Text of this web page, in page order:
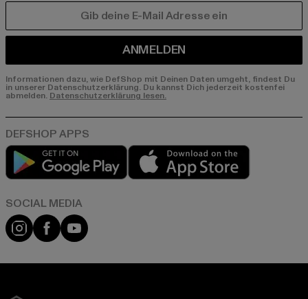
ANMELDEN
Informationen dazu, wie DefShop mit Deinen Daten umgeht, findest Du
in unserer Datenschutzerklärung. Du kannst Dich jederzeit kostenfei
abmelden. Datenschutzerklärung lesen.
Play market
Instagram
FacebookYouTube